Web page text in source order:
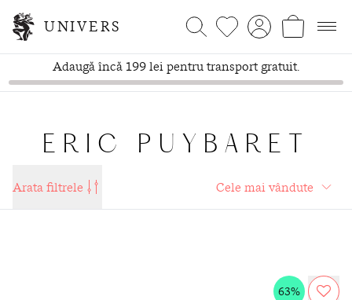
UNIVERS
Adaugă încă 199 lei pentru transport gratuit.
ERIC PUYBARET
Arata filtrele
63%